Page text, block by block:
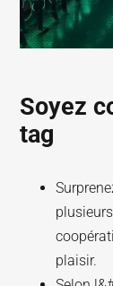
Soyez
tag
plaisir.